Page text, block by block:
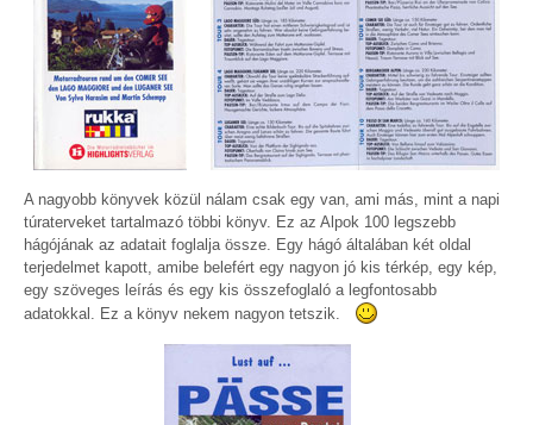
A nagyobb könyvek közül nálam csak egy van, ami más, mint a napi
túraterveket tartalmazó többi könyv. Ez az Alpok 100 legszebb
hágójának az adatait foglalja össze. Egy hágó általában két oldal
terjedelmet kapott, amibe belefért egy nagyon jó kis térkép, egy kép,
egy szöveges leírás és egy kis összefoglaló a legfontosabb
adatokkal. Ez a könyv nekem nagyon tetszik.